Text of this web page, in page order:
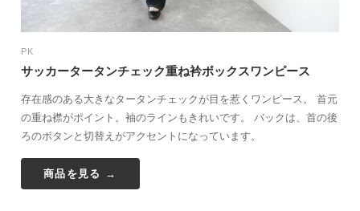
PK
サッカータータンチェック重ね衿ボックスワンピース
存在感のある大きなタータンチェックが目を惹くワンピース。 首元
の重ね襟がポイント。袖のラインもきれいです。 バックは、首の後
ろのボタンと切替えがアクセントになっています。
商品を見る →